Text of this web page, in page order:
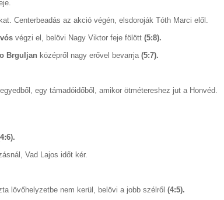
Centerbeadás az akció végén, elsdoroják Tóth Marci elől.
végzi el, belövi Nagy Viktor feje fölött (5:8).
Brguljan középről nagy erővel bevarrja (5:7).
egy támadóidőből, amikor ötmétereshez jut a Honvéd.
Vad Lajos időt kér.
lövőhelyzetbe nem kerül, belövi a jobb szélről (4:5).